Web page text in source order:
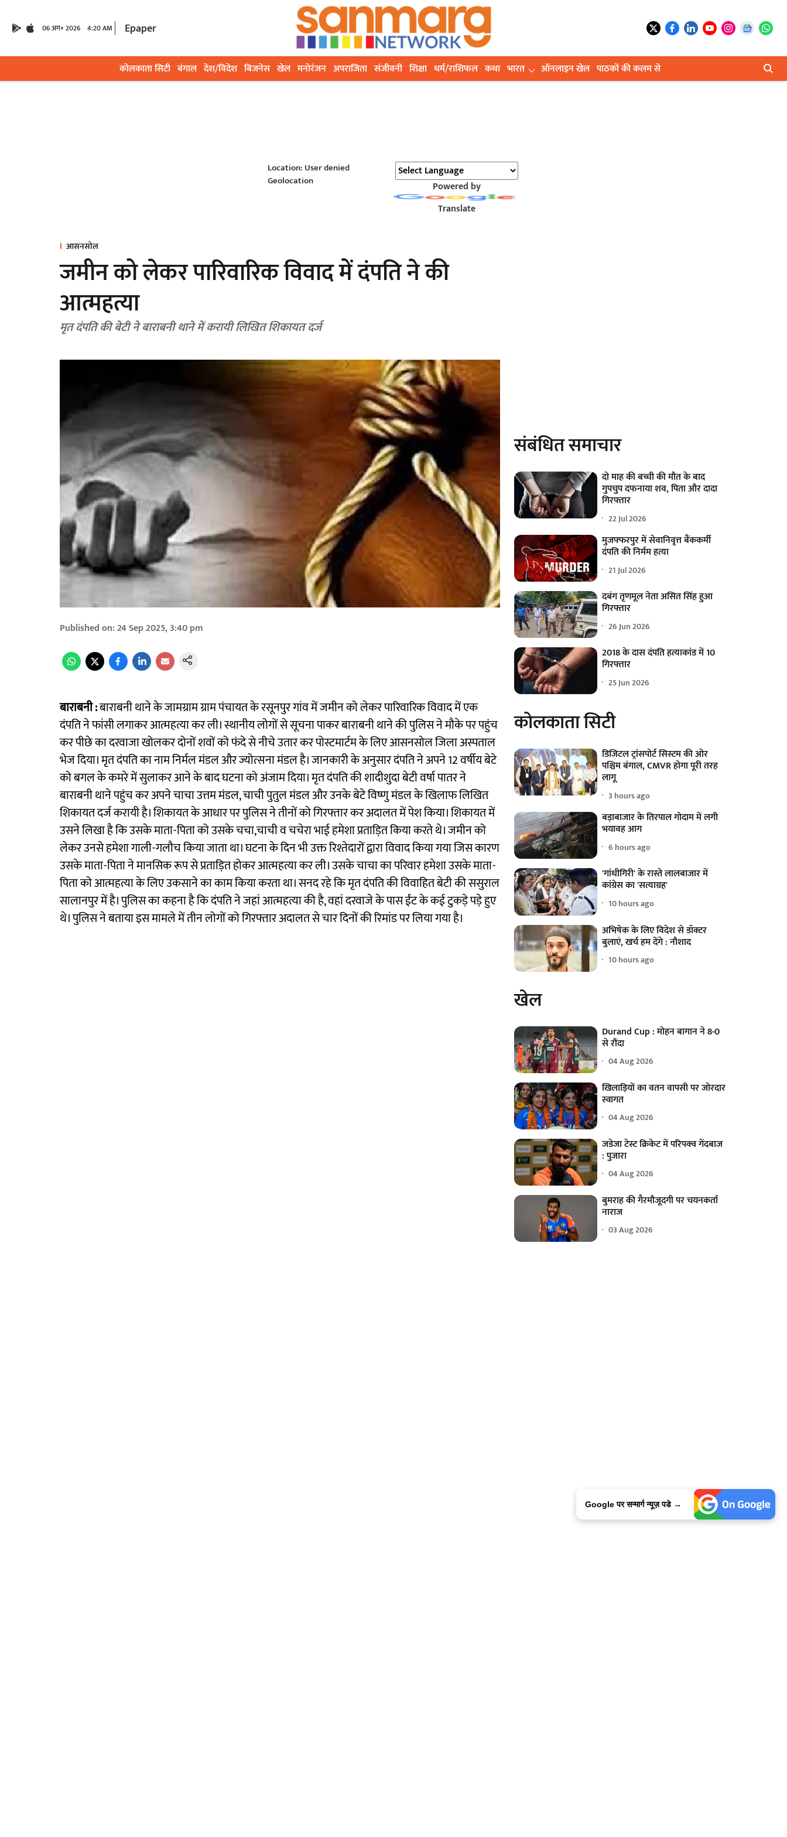
06 अग॰ 2026 4:20 AM Epaper
कोलकाता सिटी बंगाल देश/विदेश बिजनेस खेल मनोरंजन अपराजिता संजीवनी शिक्षा धर्म/राशिफल कथा भारत ऑनलाइन खेल पाठकों की कलम से
Location: User denied
Geolocation
Powered by
Translate
आसनसोल
जमीन को लेकर पारिवारिक विवाद में दंपति ने की
आत्महत्या
मृत दंपति की बेटी ने बाराबनी थाने में करायी लिखित शिकायत दर्ज
Published on:24 Sep 2025, 3:40 pm
बाराबनी :बाराबनी थाने के जामग्राम ग्राम पंचायत के रसूनपुर गांव में जमीन को लेकर पारिवारिक विवाद में एक
दंपति ने फांसी लगाकर आत्महत्या कर ली। स्थानीय लोगों से सूचना पाकर बाराबनी थाने की पुलिस ने मौके पर पहुंच
कर पीछे का दरवाजा खोलकर दोनों शवों को फंदे से नीचे उतार कर पोस्टमार्टम के लिए आसनसोल जिला अस्पताल
भेज दिया। मृत दंपति का नाम निर्मल मंडल और ज्योत्सना मंडल है। जानकारी के अनुसार दंपति ने अपने 12 वर्षीय बेटे
को बगल के कमरे में सुलाकर आने के बाद घटना को अंजाम दिया। मृत दंपति की शादीशुदा बेटी वर्षा पातर ने
बाराबनी थाने पहुंच कर अपने चाचा उत्तम मंडल, चाची पुतुल मंडल और उनके बेटे विष्णु मंडल के खिलाफ लिखित
शिकायत दर्ज करायी है। शिकायत के आधार पर पुलिस ने तीनों को गिरफ्तार कर अदालत में पेश किया। शिकायत में
उसने लिखा है कि उसके माता-पिता को उसके चचा,चाची व चचेरा भाई हमेशा प्रताड़ित किया करते थे। जमीन को
लेकर उनसे हमेशा गाली-गलौच किया जाता था। घटना के दिन भी उक्त रिश्तेदारों द्वारा विवाद किया गया जिस कारण
उसके माता-पिता ने मानसिक रूप से प्रताड़ित होकर आत्महत्या कर ली। उसके चाचा का परिवार हमेशा उसके माता-
पिता को आत्महत्या के लिए उकसाने का काम किया करता था। सनद रहे कि मृत दंपति की विवाहित बेटी की ससुराल
सालानपुर में है। पुलिस का कहना है कि दंपति ने जहां आत्महत्या की है, वहां दरवाजे के पास ईंट के कई टुकड़े पड़े हुए
थे। पुलिस ने बताया इस मामले में तीन लोगों को गिरफ्तार अदालत से चार दिनों की रिमांड पर लिया गया है।
संबंधित समाचार
दो माह की बच्ची की मौत के बाद
गुपचुप दफनाया शव, पिता और दादा
गिरफ्तार
22 Jul 2026
मुजफ्फरपुर में सेवानिवृत्त बैंककर्मी
दंपति की निर्मम हत्या
21 Jul 2026
दबंग तृणमूल नेता असित सिंह हुआ
गिरफ्तार
26 Jun 2026
2018 के दास दंपति हत्याकांड में 10
गिरफ्तार
25 Jun 2026
कोलकाता सिटी
डिजिटल ट्रांसपोर्ट सिस्टम की ओर
पश्चिम बंगाल, CMVR होगा पूरी तरह
लागू
3 hours ago
बड़ाबाजार के तिरपाल गोदाम में लगी
भयावह आग
6 hours ago
'गांधीगिरी' के रास्ते लालबाजार में
कांग्रेस का 'सत्याग्रह'
10 hours ago
अभिषेक के लिए विदेश से डॉक्टर
बुलाएं, खर्च हम देंगे : नौशाद
10 hours ago
खेल
Durand Cup : मोहन बागान ने 8-0
से रौंदा
04 Aug 2026
खिलाड़ियों का वतन वापसी पर जोरदार
स्वागत
04 Aug 2026
जडेजा टेस्ट क्रिकेट में परिपक्व गेंदबाज
: पुजारा
04 Aug 2026
बुमराह की गैरमौजूदगी पर चयनकर्ता
नाराज
03 Aug 2026
Google पर सन्मार्ग न्यूज़ पडे →